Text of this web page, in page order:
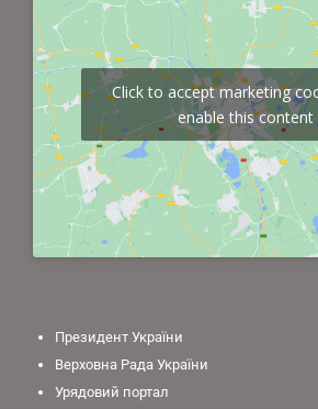
Click to accept marketing
enable this content
Президент України
Верховна Рада України
Урядовий портал